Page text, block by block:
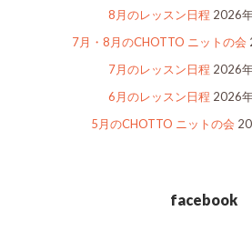
8月のレッスン日程 2026
7月・8月のCHOTTO ニットの会
7月のレッスン日程 2026
6月のレッスン日程 2026
5月のCHOTTO ニットの会
facebook